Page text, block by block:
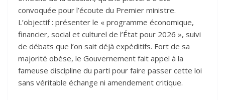
convoquée pour l’écoute du Premier ministre.
L’objectif : présenter le « programme économique,
financier, social et culturel de l’État pour 2026 », suivi
de débats que l’on sait déjà expéditifs. Fort de sa
majorité obèse, le Gouvernement fait appel à la
fameuse discipline du parti pour faire passer cette loi
sans véritable échange ni amendement critique.